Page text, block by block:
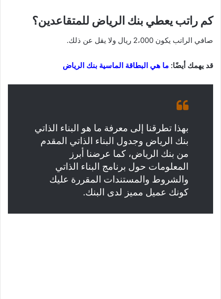
كم راتب يعطي بنك الرياض للمتقاعدين؟
صافي الراتب يكون 2،000 ريال ولا يقل عن ذلك.
قد يهمك أيضًا: ما هي البطاقة الماسية بنك الرياض
بهذا تطرقنا إلى معرفة ما هو البناء الذاتي
بنك الرياض وجدول البناء الذاتي المقدم
من بنك الرياض، كما عرضنا أبرز
المعلومات حول برنامج البناء الذاتي
والشروط والمستندات المقررة عليك
كونك عميل مميز لدى البنك.